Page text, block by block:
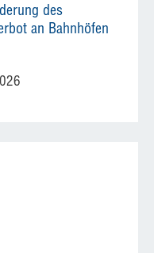
des
an Bahnhöfen